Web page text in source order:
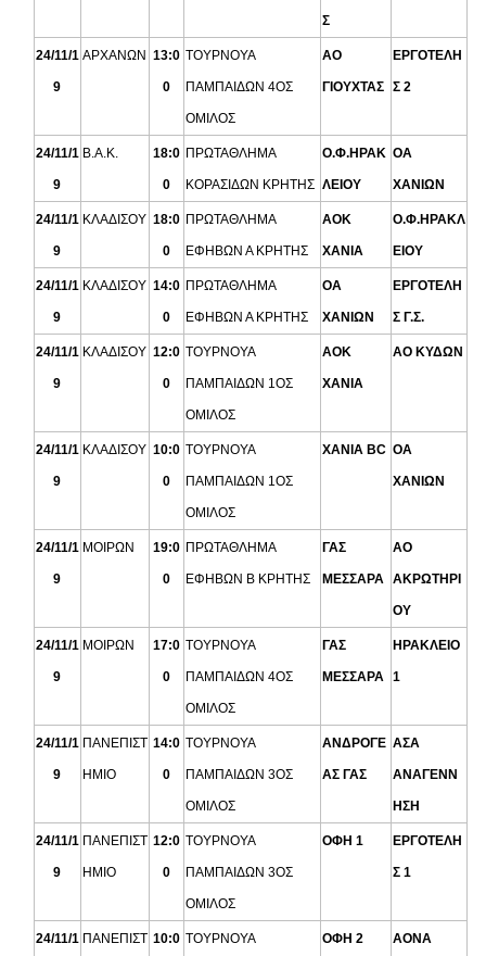
Σ
24/11/1
9
ΑΡΧΑΝΩΝ 13:0
0
ΤΟΥΡΝΟΥΑ
ΠΑΜΠΑΙΔΩΝ 4ΟΣ
ΟΜΙΛΟΣ
ΑΟ
ΓΙΟΥΧΤΑΣ
ΕΡΓΟΤΕΛΗ
Σ 2
24/11/1
9
Β.Α.Κ. 18:0
0
ΠΡΩΤΑΘΛΗΜΑ
ΚΟΡΑΣΙΔΩΝ ΚΡΗΤΗΣ
Ο.Φ.ΗΡΑΚ
ΛΕΙΟΥ
ΟΑ
ΧΑΝΙΩΝ
24/11/1
9
ΚΛΑΔΙΣΟΥ 18:0
0
ΠΡΩΤΑΘΛΗΜΑ
ΕΦΗΒΩΝ Α ΚΡΗΤΗΣ
AOK
XANΙΑ
Ο.Φ.ΗΡΑΚΛ
ΕΙΟΥ
24/11/1
9
ΚΛΑΔΙΣΟΥ 14:0
0
ΠΡΩΤΑΘΛΗΜΑ
ΕΦΗΒΩΝ Α ΚΡΗΤΗΣ
ΟΑ
ΧΑΝΙΩΝ
ΕΡΓΟΤΕΛΗ
Σ Γ.Σ.
24/11/1
9
ΚΛΑΔΙΣΟΥ 12:0
0
ΤΟΥΡΝΟΥΑ
ΠΑΜΠΑΙΔΩΝ 1ΟΣ
ΟΜΙΛΟΣ
AOK
XANΙΑ
ΑΟ ΚΥΔΩΝ
24/11/1
9
ΚΛΑΔΙΣΟΥ 10:0
0
ΤΟΥΡΝΟΥΑ
ΠΑΜΠΑΙΔΩΝ 1ΟΣ
ΟΜΙΛΟΣ
ΧΑΝΙΑ BC ΟΑ
ΧΑΝΙΩΝ
24/11/1
9
ΜΟΙΡΩΝ 19:0
0
ΠΡΩΤΑΘΛΗΜΑ
ΕΦΗΒΩΝ Β ΚΡΗΤΗΣ
ΓΑΣ
ΜΕΣΣΑΡΑ
ΑΟ
ΑΚΡΩΤΗΡΙ
ΟΥ
24/11/1
9
ΜΟΙΡΩΝ 17:0
0
ΤΟΥΡΝΟΥΑ
ΠΑΜΠΑΙΔΩΝ 4ΟΣ
ΟΜΙΛΟΣ
ΓΑΣ
ΜΕΣΣΑΡΑ
ΗΡΑΚΛΕΙΟ
1
24/11/1
9
ΠΑΝΕΠΙΣΤ
ΗΜΙΟ
14:0
0
ΤΟΥΡΝΟΥΑ
ΠΑΜΠΑΙΔΩΝ 3ΟΣ
ΟΜΙΛΟΣ
ΑΝΔΡΟΓΕ
ΑΣ ΓΑΣ
ΑΣΑ
ΑΝΑΓΕΝΝ
ΗΣΗ
24/11/1
9
ΠΑΝΕΠΙΣΤ
ΗΜΙΟ
12:0
0
ΤΟΥΡΝΟΥΑ
ΠΑΜΠΑΙΔΩΝ 3ΟΣ
ΟΜΙΛΟΣ
ΟΦΗ 1 ΕΡΓΟΤΕΛΗ
Σ 1
24/11/1 ΠΑΝΕΠΙΣΤ 10:0 ΤΟΥΡΝΟΥΑ ΟΦΗ 2 ΑΟΝΑ